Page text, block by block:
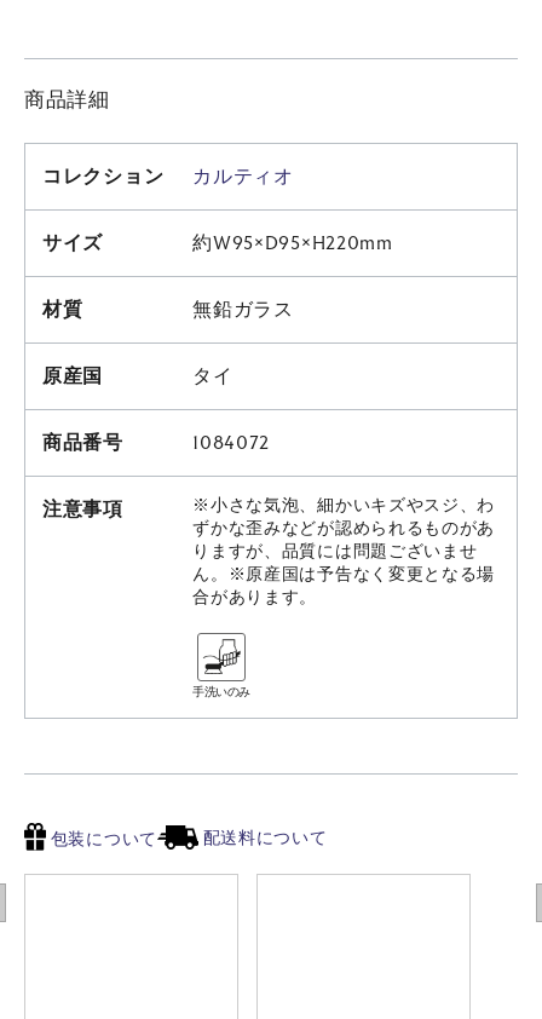
商品詳細
コレクション カルティオ
サイズ 約W95×D95×H220mm
材質 無鉛ガラス
原産国 タイ
商品番号 1084072
注意事項
※小さな気泡、細かいキズやスジ、わ
ずかな歪みなどが認められるものがあ
りますが、品質には問題ございませ
ん。※原産国は予告なく変更となる場
合があります。
手洗いのみ
包装について 配送料について